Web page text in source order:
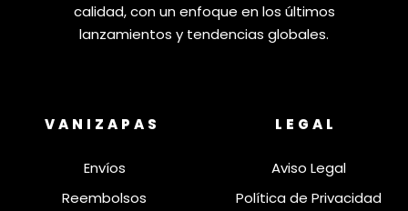
calidad, con un enfoque en los últimos
lanzamientos y tendencias globales.
VANIZAPAS
Envíos
Reembolsos
LEGAL
Aviso Legal
Política de Privacidad